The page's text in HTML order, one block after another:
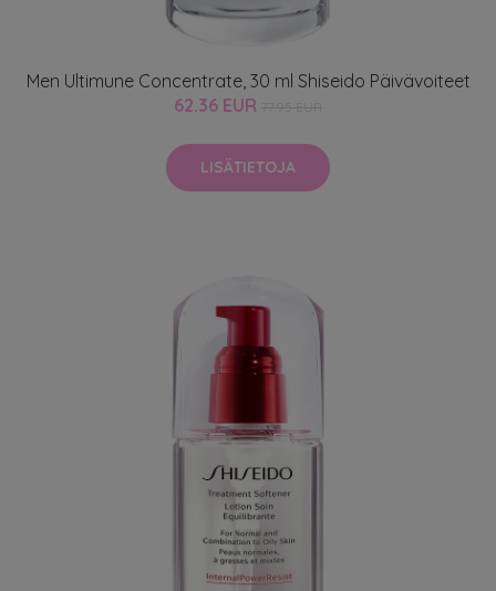
Men Ultimune Concentrate, 30 ml Shiseido Päivävoiteet
62.36 EUR
LISÄTIETOJA